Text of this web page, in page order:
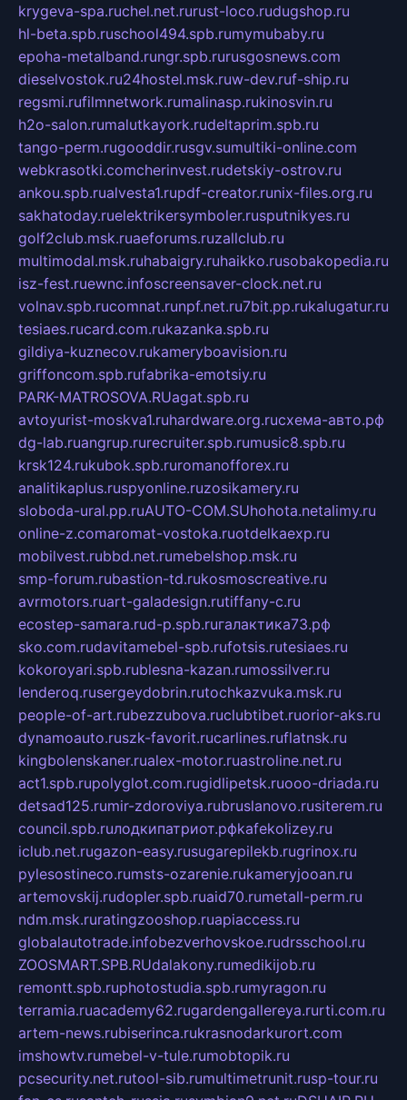
krygeva-spa.ruchel.net.rurust-loco.rudugshop.ru
hl-beta.spb.ruschool494.spb.rumymubaby.ru
epoha-metalband.rungr.spb.rurusgosnews.com
dieselvostok.ru24hostel.msk.ruw-dev.ruf-ship.ru
regsmi.rufilmnetwork.rumalinasp.rukinosvin.ru
h2o-salon.rumalutkayork.rudeltaprim.spb.ru
tango-perm.rugooddir.rusgv.sumultiki-online.com
webkrasotki.comcherinvest.rudetskiy-ostrov.ru
ankou.spb.rualvesta1.rupdf-creator.runix-files.org.ru
sakhatoday.ruelektrikersymboler.rusputnikyes.ru
golf2club.msk.ruaeforums.ruzallclub.ru
multimodal.msk.ruhabaigry.ruhaikko.rusobakopedia.ru
isz-fest.ruewnc.infoscreensaver-clock.net.ru
volnav.spb.rucomnat.runpf.net.ru7bit.pp.rukalugatur.ru
tesiaes.rucard.com.rukazanka.spb.ru
gildiya-kuznecov.rukameryboavision.ru
griffoncom.spb.rufabrika-emotsiy.ru
PARK-MATROSOVA.RUagat.spb.ru
avtoyurist-moskva1.ruhardware.org.ruсхема-авто.рф
dg-lab.ruangrup.rurecruiter.spb.rumusic8.spb.ru
krsk124.rukubok.spb.ruromanofforex.ru
analitikaplus.ruspyonline.ruzosikamery.ru
sloboda-ural.pp.ruAUTO-COM.SUhohota.netalimy.ru
online-z.comaromat-vostoka.ruotdelkaexp.ru
mobilvest.rubbd.net.rumebelshop.msk.ru
smp-forum.rubastion-td.rukosmoscreative.ru
avrmotors.ruart-galadesign.rutiffany-c.ru
ecostep-samara.rud-p.spb.ruгалактика73.рф
sko.com.rudavitamebel-spb.rufotsis.rutesiaes.ru
kokoroyari.spb.rublesna-kazan.rumossilver.ru
lenderoq.rusergeydobrin.rutochkazvuka.msk.ru
people-of-art.rubezzubova.ruclubtibet.ruorior-aks.ru
dynamoauto.ruszk-favorit.rucarlines.ruflatnsk.ru
kingbolenskaner.rualex-motor.ruastroline.net.ru
act1.spb.rupolyglot.com.rugidlipetsk.ruooo-driada.ru
detsad125.rumir-zdoroviya.rubruslanovo.rusiterem.ru
council.spb.ruлодкипатриот.рфkafekolizey.ru
iclub.net.rugazon-easy.rusugarepilekb.rugrinox.ru
pylesostineco.rumsts-ozarenie.rukameryjooan.ru
artemovskij.rudopler.spb.ruaid70.rumetall-perm.ru
ndm.msk.ruratingzooshop.ruapiaccess.ru
globalautotrade.infobezverhovskoe.rudrsschool.ru
ZOOSMART.SPB.RUdalakony.rumedikijob.ru
remontt.spb.ruphotostudia.spb.rumyragon.ru
terramia.ruacademy62.rugardengallereya.rurti.com.ru
artem-news.rubiserinca.rukrasnodarkurort.com
imshowtv.rumebel-v-tule.rumobtopik.ru
pcsecurity.net.rutool-sib.rumultimetrunit.rusp-tour.ru